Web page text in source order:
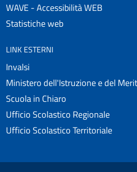
WAVE - Accessibilità WEB
Statistiche web
LINK ESTERNI
Invalsi
Ministero dell'Istruzione e del
Scuola in Chiaro
Ufficio Scolastico Regionale
Ufficio Scolastico Territoriale